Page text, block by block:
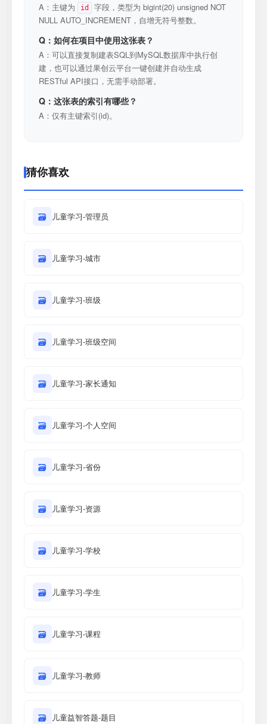
A：主键为 id
字段，类型为 bigint(20) unsigned NOT
NULL AUTO_INCREMENT，自增无符号整数。
Q：如何在项目中使用这张表？
A：可以直接复制建表SQL到MySQL数据库中执行创
建，也可以通过果创云平台一键创建并自动生成
RESTful API接口，无需手动部署。
Q：这张表的索引有哪些？
A：仅有主键索引(id)。
猜你喜欢
🗃 儿童学习-管理员
🗃 儿童学习-城市
🗃 儿童学习-班级
🗃 儿童学习-班级空间
🗃 儿童学习-家长通知
🗃 儿童学习-个人空间
🗃 儿童学习-省份
🗃 儿童学习-资源
🗃 儿童学习-学校
🗃 儿童学习-学生
🗃 儿童学习-课程
🗃 儿童学习-教师
🗃 儿童益智答题-题目